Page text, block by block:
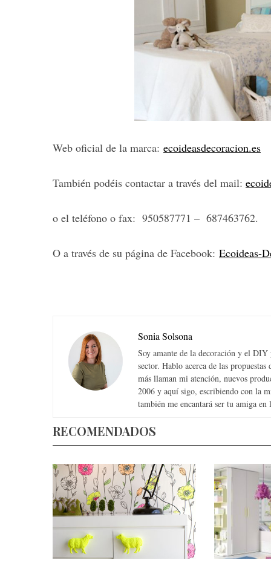
Web oficial de la marca: ecoideasdecoracion.es
También podéis contactar a través del mail:
o el teléfono o fax: 950587771 – 687463762.
O a través de su página de Facebook: Ecoideas-
Sonia Solsona
Soy amante de la decoración y el DIY
sector. Hablo acerca de las
más llaman mi atención, nuevos
2006 y aquí sigo, escribiendo con la
también me encantará ser tu amiga en
RECOMENDADOS